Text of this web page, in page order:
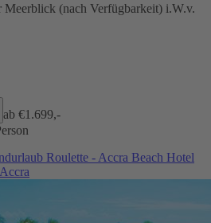
(nach Verfügbarkeit) i.W.v.
ab €1.699,-
Roulette - Accra Beach Hotel